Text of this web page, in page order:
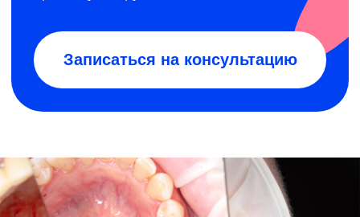
Эту услугу оказывает